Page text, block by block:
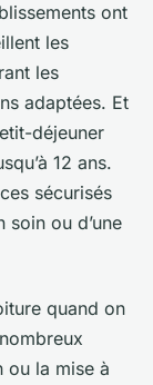
ont
les
les
adaptées. Et
déjeuner
12 ans.
sécurisés
soin ou d’une
quand on
ou la mise à